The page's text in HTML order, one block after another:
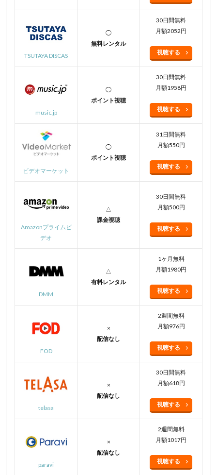
TSUTAYA DISCAS
◯
無料レンタル
30日間無料
月額2052円
視聴する
music.jp
◯
ポイント視聴
30日間無料
月額1958円
視聴する
ビデオマーケット
◯
ポイント視聴
31日間無料
月額550円
視聴する
Amazonプライムビ
デオ
△
課金視聴
30日間無料
月額500円
視聴する
DMM
△
有料レンタル
1ヶ月無料
月額1980円
視聴する
FOD
×
配信なし
2週間無料
月額976円
視聴する
telasa
×
配信なし
30日間無料
月額618円
視聴する
paravi
×
配信なし
2週間無料
月額1017円
視聴する